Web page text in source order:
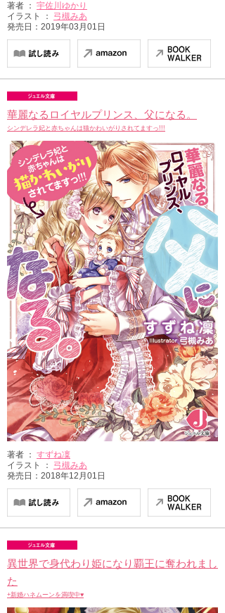
著者 ： 宇佐川ゆかり
イラスト ： 弓槻みあ
発売日：2019年03月01日
華麗なるロイヤルプリンス、父になる。
シンデレラ妃と赤ちゃんは猫かわいがりされてますっ!!!
著者 ： すずね凜
イラスト ： 弓槻みあ
発売日：2018年12月01日
異世界で身代わり姫になり覇王に奪われまし
た
+新婚ハネムーンを満喫中♥